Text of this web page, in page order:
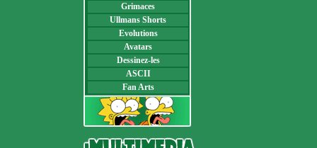
Grimaces
Ullmans Shorts
Evolutions
Avatars
Dessinez-les
ASCII
Fan Arts